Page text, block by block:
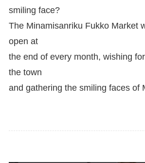
smiling face?
The Minamisanriku Fukko Market
open at
the end of every month, wishing
the town
and gathering the smiling faces of